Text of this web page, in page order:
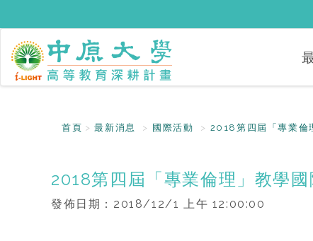
首頁 最新消息 國際活動 2018第四屆「專業倫
2018第四屆「專業倫理」教學國
發佈日期： 2018/12/1 上午 12:00:00